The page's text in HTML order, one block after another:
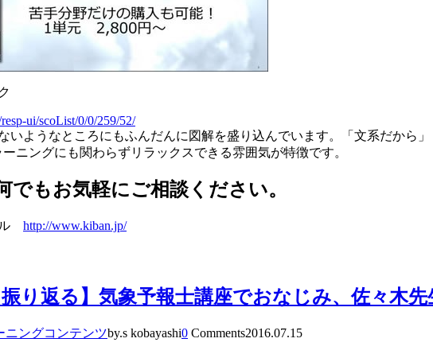
ui/scoList/0/0/259/52/
いようなところにもふんだんに図解を盛り込んでいます。「文系だから
ニングにも関わらずリラックスできる雰囲気が特徴です。
でもお気軽にご相談ください。
ル http://www.kiban.jp/
振り返る】気象予報士講座でおなじみ、佐々木
ニングコンテンツby.s kobayashi0 Comments2016.07.15